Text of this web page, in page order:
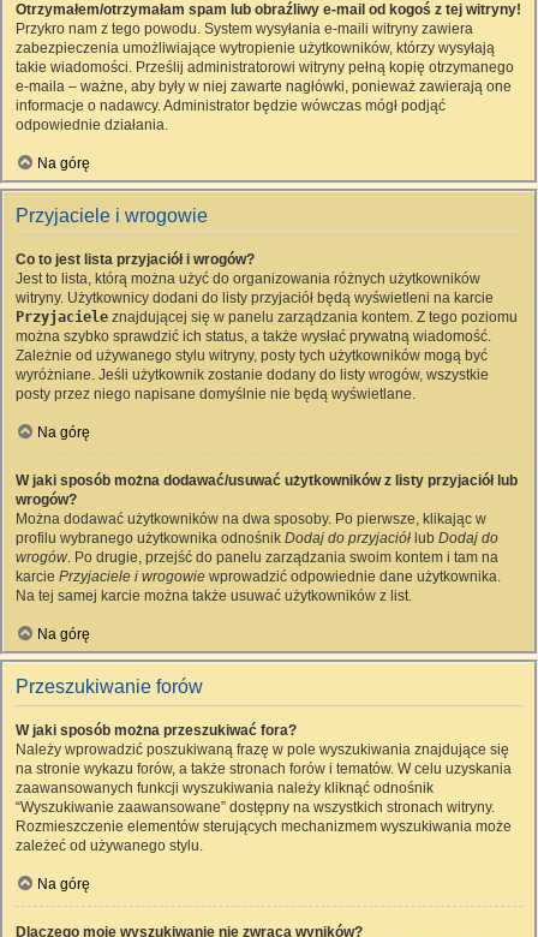
Otrzymałem/otrzymałam spam lub obraźliwy e-mail od kogoś z tej witryny!
Przykro nam z tego powodu. System wysyłania e-maili witryny zawiera
zabezpieczenia umożliwiające wytropienie użytkowników, którzy wysyłają
takie wiadomości. Prześlij administratorowi witryny pełną kopię otrzymanego
e-maila – ważne, aby były w niej zawarte nagłówki, ponieważ zawierają one
informacje o nadawcy. Administrator będzie wówczas mógł podjąć
odpowiednie działania.
Na górę
Przyjaciele i wrogowie
Co to jest lista przyjaciół i wrogów?
Jest to lista, którą można użyć do organizowania różnych użytkowników
witryny. Użytkownicy dodani do listy przyjaciół będą wyświetleni na karcie
Przyjaciele znajdującej się w panelu zarządzania kontem. Z tego poziomu
można szybko sprawdzić ich status, a także wysłać prywatną wiadomość.
Zależnie od używanego stylu witryny, posty tych użytkowników mogą być
wyróżniane. Jeśli użytkownik zostanie dodany do listy wrogów, wszystkie
posty przez niego napisane domyślnie nie będą wyświetlane.
Na górę
W jaki sposób można dodawać/usuwać użytkowników z listy przyjaciół lub
wrogów?
Można dodawać użytkowników na dwa sposoby. Po pierwsze, klikając w
profilu wybranego użytkownika odnośnik Dodaj do przyjaciół lub Dodaj do
wrogów. Po drugie, przejść do panelu zarządzania swoim kontem i tam na
karcie Przyjaciele i wrogowie wprowadzić odpowiednie dane użytkownika.
Na tej samej karcie można także usuwać użytkowników z list.
Na górę
Przeszukiwanie forów
W jaki sposób można przeszukiwać fora?
Należy wprowadzić poszukiwaną frazę w pole wyszukiwania znajdujące się
na stronie wykazu forów, a także stronach forów i tematów. W celu uzyskania
zaawansowanych funkcji wyszukiwania należy kliknąć odnośnik
“Wyszukiwanie zaawansowane” dostępny na wszystkich stronach witryny.
Rozmieszczenie elementów sterujących mechanizmem wyszukiwania może
zależeć od używanego stylu.
Na górę
Dlaczego moje wyszukiwanie nie zwraca wyników?